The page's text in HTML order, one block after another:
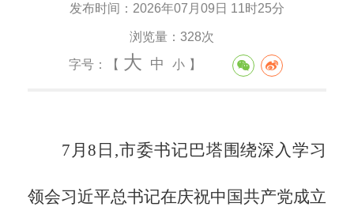
发布时间： 2026年07月09日 11时25分
浏览量： 328次
字号：【 大 中 小 】
7月8日,市委书记巴塔围绕深入学习
领会习近平总书记在庆祝中国共产党成立